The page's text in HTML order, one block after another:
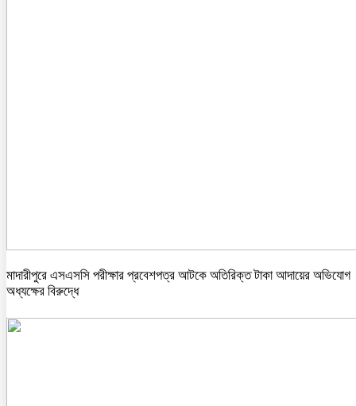
মাদারীপুরে এসএসসি পরীক্ষার প্রবেশপত্র আটকে অতিরিক্ত টাকা আদায়ের অভিযোগ
অধ্যক্ষের বিরুদ্ধে